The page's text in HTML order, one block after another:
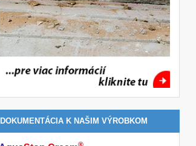
DOKUMENTÁCIA K NAŠIM VÝROBKOM